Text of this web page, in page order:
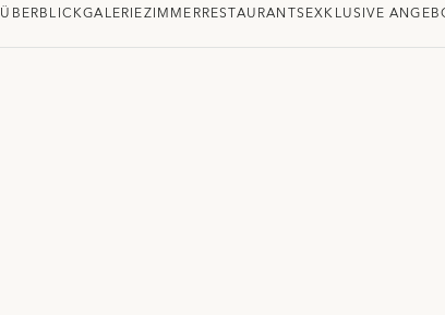
ÜBERBLICKGALERIEZIMMERRESTAURANTSEXKLUSIVE